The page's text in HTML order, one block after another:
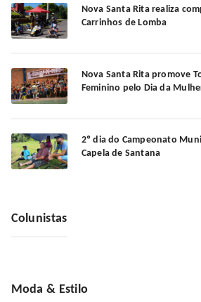
Nova Santa Rita realiza
Carrinhos de Lomba
Nova Santa Rita promove
Feminino pelo Dia da
2º dia do Campeonato
Capela de Santana
Colunistas
Moda & Estilo